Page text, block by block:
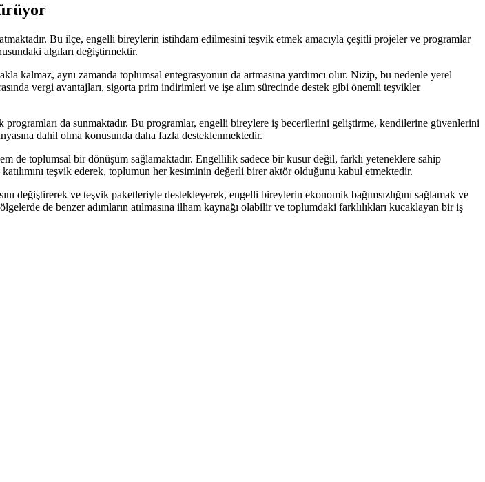
Bu ilçe, engelli bireylerin istihdam edilmesini teşvik etmek amacıyla çeşitli projeler ve programlar
algıları değiştirmektir.
kalmaz, aynı zamanda toplumsal entegrasyonun da artmasına yardımcı olur. Nizip, bu nedenle yerel
vergi avantajları, sigorta prim indirimleri ve işe alım sürecinde destek gibi önemli teşvikler
da sunmaktadır. Bu programlar, engelli bireylere iş becerilerini geliştirme, kendilerine güvenlerini
dahil olma konusunda daha fazla desteklenmektedir.
de toplumsal bir dönüşüm sağlamaktadır. Engellilik sadece bir kusur değil, farklı yeteneklere sahip
teşvik ederek, toplumun her kesiminin değerli birer aktör olduğunu kabul etmektedir.
değiştirerek ve teşvik paketleriyle destekleyerek, engelli bireylerin ekonomik bağımsızlığını sağlamak ve
de benzer adımların atılmasına ilham kaynağı olabilir ve toplumdaki farklılıkları kucaklayan bir iş